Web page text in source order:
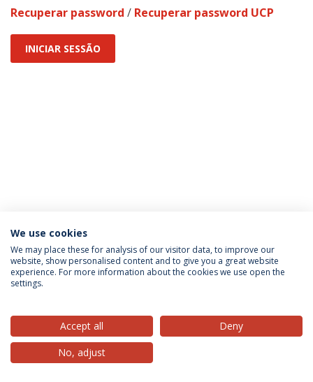
Recuperar password / Recuperar password UCP
INICIAR SESSÃO
Política de Privacidade
Termos & Condições
Direitos do Titular dos Dados
© 2026 Universidade Católica Portuguesa
We use cookies
We may place these for analysis of our visitor data, to improve our
website, show personalised content and to give you a great website
experience. For more information about the cookies we use open the
settings.
Accept all
Deny
No, adjust